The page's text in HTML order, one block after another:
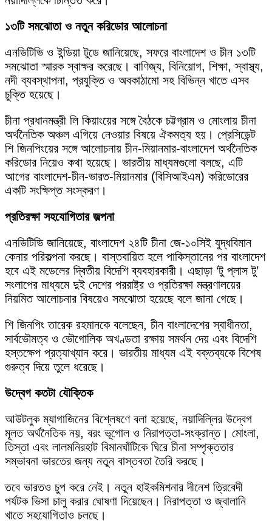
১৩টি সমঝোতা ও নতুন করিডোর আলোচনা
এনডিটিভি ও ইন্ডিয়া টুডে জানিয়েছে, সফরে বাংলাদেশ ও চীন ১৩টি
সমঝোতা স্মারক স্বাক্ষর করেছে। বাণিজ্য, বিনিয়োগ, শিক্ষা, স্বাস্থ্য,
নদী ব্যবস্থাপনা, প্রযুক্তি ও অবকাঠামো সহ বিভিন্ন খাতে এসব
চুক্তি হয়েছে।
চীনা প্রধানমন্ত্রী লি কিয়াংয়ের সঙ্গে বৈঠকে চট্টগ্রাম ও মোংলায় চীনা
অর্থনৈতিক অঞ্চল এগিয়ে নেওয়ার বিষয়ে ঐকমত্য হয়। প্রেসিডেন্ট
শি জিনপিংয়ের সঙ্গে আলোচনায় চীন-মিয়ানমার-বাংলাদেশ অর্থনৈতিক
করিডোর নিয়েও কথা হয়েছে। ভারতীয় মাধ্যমগুলো বলছে, এটি
আগের বাংলাদেশ-চীন-ভারত-মিয়ানমার (বিসিআইএম) করিডোরের
একটি সংক্ষিপ্ত সংস্করণ।
প্রতিরক্ষা সহযোগিতার জল্পনা
এনডিটিভি জানিয়েছে, বাংলাদেশ ২৪টি চীনা জে-১০সিই যুদ্ধবিমান
কেনার পরিকল্পনা করছে। বাস্তবায়িত হলে পাকিস্তানের পর বাংলাদেশ
হবে এই মডেলের দ্বিতীয় বিদেশি ব্যবহারকারী। এছাড়া ‘টু প্লাস টু’
সংলাপের মাধ্যমে দুই দেশের পররাষ্ট্র ও প্রতিরক্ষা মন্ত্রণালয়ের
নিয়মিত আলোচনার বিষয়েও সমঝোতা হয়েছে বলে জানা গেছে।
শি জিনপিং তারেক রহমানকে বলেছেন, চীন বাংলাদেশের স্বাধীনতা,
সার্বভৌমত্ব ও ভৌগোলিক অখণ্ডতা রক্ষায় সমর্থন দেয় এবং বিদেশি
হস্তক্ষেপ প্রত্যাখ্যান করে। ভারতীয় মাধ্যম এই বক্তব্যকে বিশেষ
গুরুত্ব দিয়ে তুলে ধরেছে।
উদ্বেগ কতটা যৌক্তিক
আউটলুক ম্যাগাজিনের বিশ্লেষণে বলা হয়েছে, নয়াদিল্লির উদ্বেগ
মূলত অর্থনৈতিক নয়, বরং ভূগোল ও নিরাপত্তা-সংক্রান্ত। মোংলা,
তিস্তা এবং লালমনিরহাট বিমানঘাঁটিকে ঘিরে চীনা সম্পৃক্ততার
সম্ভাবনা ভারতের জন্য নতুন বাস্তবতা তৈরি করছে।
তবে ভারতও চুপ করে নেই। নতুন হাইকমিশনার দীনেশ ত্রিবেদী
পর্যটক ভিসা চালু করার ঘোষণা দিয়েছেন। নিরাপত্তা ও জ্বালানি
খাতে সহযোগিতাও চলছে।